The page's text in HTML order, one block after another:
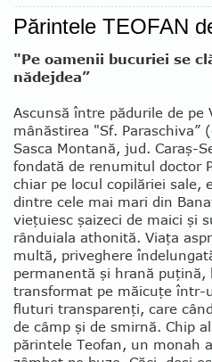
Părintele TEOFAN
"Pe oamenii bucuriei se
nădejdea”
Ascunsă între pădurile de pe
mânăstirea "Sf. Paraschiva”
Sasca Montană, jud. Caraş-
fondată de re­numitul doctor
chiar pe locul copilă­riei sale,
dintre cele mai mari din
vieţuiesc şaizeci de maici şi
rânduiala atho­nită. Viaţa
multă, priveghere
permanentă şi hrană puţină,
transformat pe măicuţe într-
fluturi trans­parenţi, care
de câmp şi de smirnă. Chip
părintele Teofan, un monah